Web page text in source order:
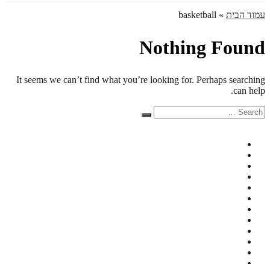
עמוד הבית »
basketball
Nothing Found
It seems we can’t find what you’re looking for. Perhaps searching
can help.
Search
for:
Search